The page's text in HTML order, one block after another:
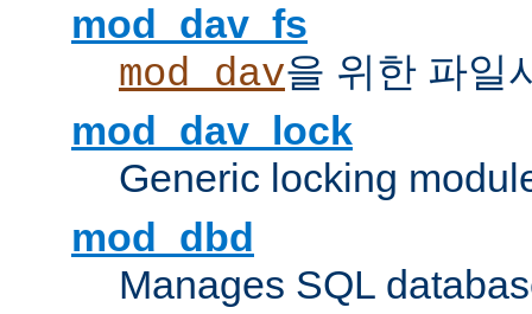
mod_dav_fs
mod_dav을 위한 파일
mod_dav_lock
Generic locking
mod_dbd
Manages SQL